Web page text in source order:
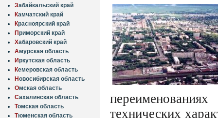
Забайкальский край
Камчатский край
Красноярский край
Приморский край
Хабаровский край
Амурская область
Иркутская область
Кемеровская область
Новосибирская область
Омская область
Сахалинская область
Томская область
Тюменская область
технических